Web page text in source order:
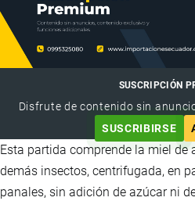
SUSCRIPCIÓN
Disfrute de contenido sin
SUSCRIBIRSE
Esta partida comprende la miel de
demás insectos, centrifugada, en
panales, sin adición de azúcar ni